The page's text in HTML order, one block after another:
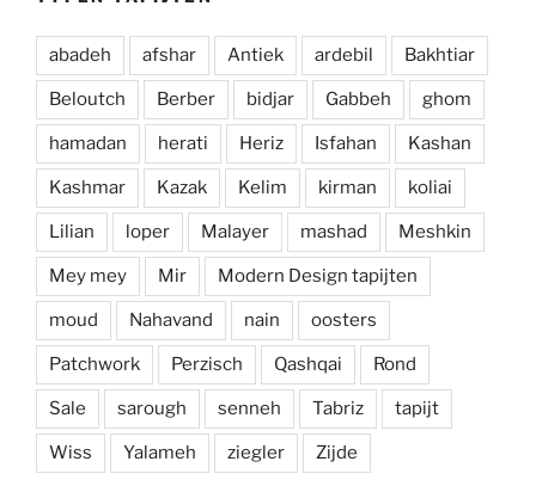
abadeh afshar Antiek ardebil Bakhtiar
Beloutch Berber bidjar Gabbeh ghom
hamadan herati Heriz Isfahan Kashan
Kashmar Kazak Kelim kirman koliai
Lilian loper Malayer mashad Meshkin
Mey mey Mir Modern Design tapijten
moud Nahavand nain oosters
Patchwork Perzisch Qashqai Rond
Sale sarough senneh Tabriz tapijt
Wiss Yalameh ziegler Zijde